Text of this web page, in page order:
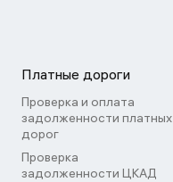
Платные дороги
Проверка и оплата
задолженности платных
дорог
Проверка
задолженности ЦКАД